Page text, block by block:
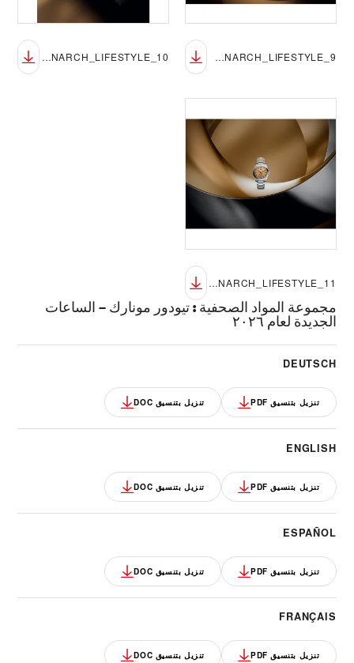
TUDOR_NP26_MONARCH_LIFESTYLE_9
TUDOR_NP26_MONARCH_LIFESTYLE_10
TUDOR_NP26_MONARCH_LIFESTYLE_11
مجموعة المواد الصحفية :تيودور مونارك – الساعات
الجديدة لعام ٢٠٢٦
DEUTSCH
تنزيل بتنسيق PDF تنزيل بتنسيق DOC
ENGLISH
تنزيل بتنسيق PDF تنزيل بتنسيق DOC
ESPAÑOL
تنزيل بتنسيق PDF تنزيل بتنسيق DOC
FRANÇAIS
تنزيل بتنسيق PDF تنزيل بتنسيق DOC